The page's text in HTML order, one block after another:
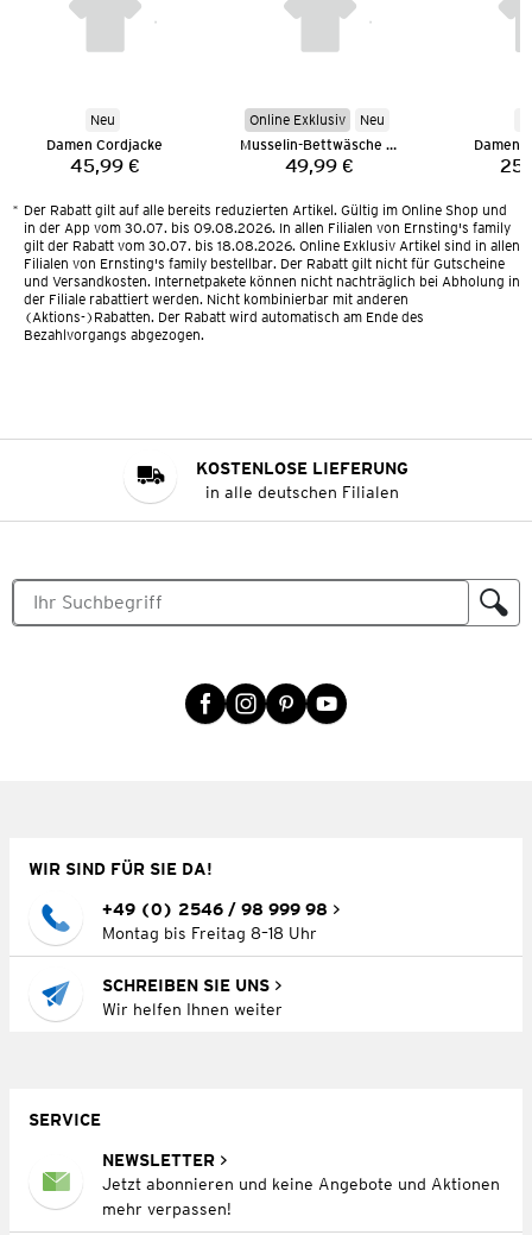
Neu
Damen Cordjacke
Preis:
45,99 €
Online Exklusiv
Neu
Musselin-Bettwäsche 135 x 200 cm
Preis:
49,99 €
Damen
* Der Rabatt gilt auf alle bereits reduzierten Artikel. Gültig im Online Shop und
in der App vom 30.07. bis 09.08.2026. In allen Filialen von Ernsting's family
gilt der Rabatt vom 30.07. bis 18.08.2026. Online Exklusiv Artikel sind in allen
Filialen von Ernsting's family bestellbar. Der Rabatt gilt nicht für Gutscheine
und Versandkosten. Internetpakete können nicht nachträglich bei Abholung in
der Filiale rabattiert werden. Nicht kombinierbar mit anderen
(Aktions-)Rabatten. Der Rabatt wird automatisch am Ende des
Bezahlvorgangs abgezogen.
KOSTENLOSE LIEFERUNG
in alle deutschen Filialen
WIR SIND FÜR SIE DA!
+49 (0) 2546 / 98 999 98
Montag bis Freitag 8–18 Uhr
SCHREIBEN SIE UNS
Wir helfen Ihnen weiter
SERVICE
NEWSLETTER
Jetzt abonnieren und keine Angebote und Aktionen
mehr verpassen!